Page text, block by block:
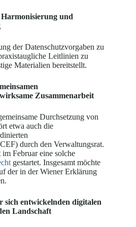
und
der Datenschutzvorgaben zu
Leitlinien zu
Materialien bereitstellt.
Zusammenarbeit
Durchsetzung von
etwa auch die
durch den Verwaltungsrat.
Februar eine solche
gestartet. Insgesamt möchte
der in der Wiener Erklärung
sich entwickelnden digitalen
Landschaft